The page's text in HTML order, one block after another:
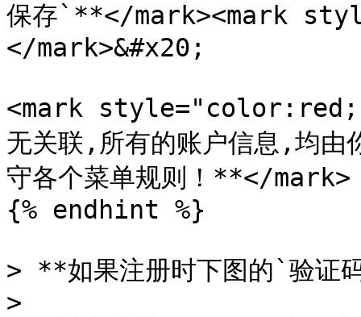
保存`**</mark><mark
</mark>&#x20;
<mark
无关联,所有的账户信息,均由
守各个菜单规则！**</mark>
{% endhint %}
> **如果注册时下图的`验证
>